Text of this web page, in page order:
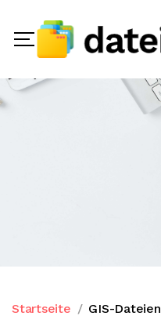
Startseite GIS-Dateien